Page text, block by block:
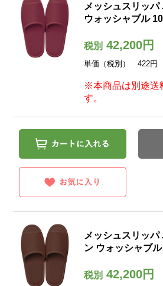
メッシュスリッ
ウォッシャブル
税別42,200円
単価（税別） 422
※本商品は別途送
す。
メッシュスリッ
ン ウォッシャブ
税別42,200円